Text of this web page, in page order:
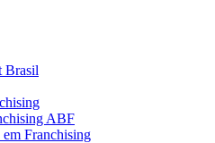
Brasil
ABF
Franchising